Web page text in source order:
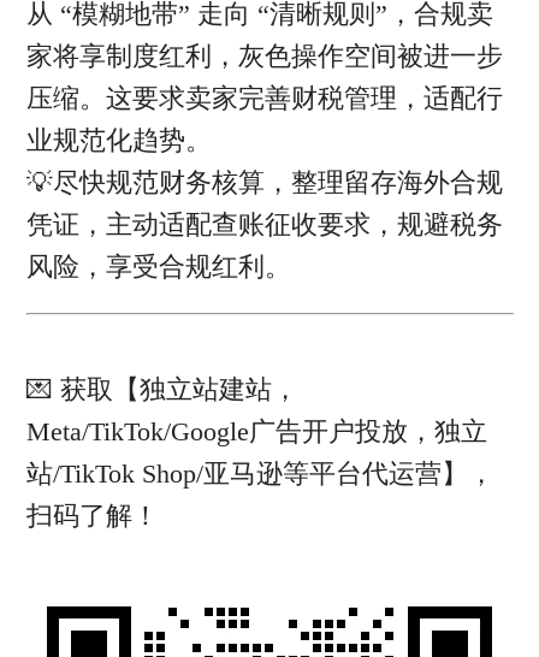
从 “模糊地带” 走向 “清晰规则”，合规卖
家将享制度红利，灰色操作空间被进一步
压缩。这要求卖家完善财税管理，适配行
业规范化趋势。
💡尽快规范财务核算，整理留存海外合规
凭证，主动适配查账征收要求，规避税务
风险，享受合规红利。
💌 获取【独立站建站，
Meta/TikTok/Google广告开户投放，独立
站/TikTok Shop/亚马逊等平台代运营】，
扫码了解！